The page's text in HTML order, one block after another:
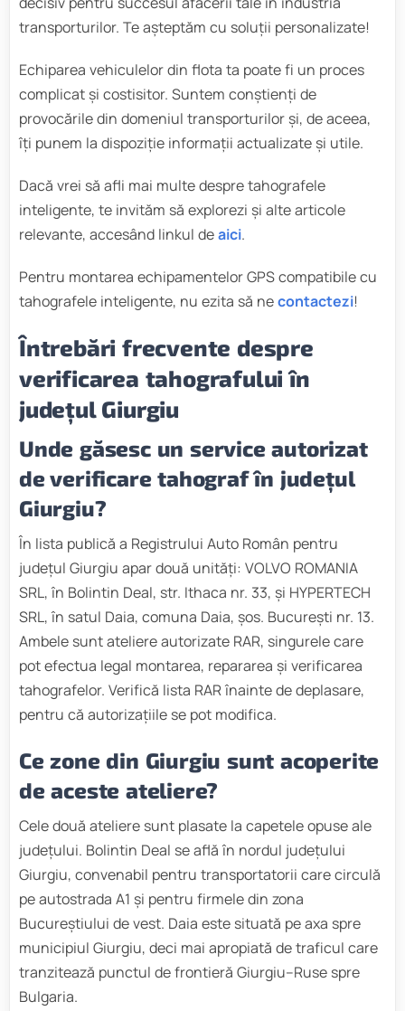
transporturilor. Te așteptăm cu soluții personalizate!
Echiparea vehiculelor din flota ta poate fi un proces
complicat și costisitor. Suntem conștienți de
provocările din domeniul transporturilor și, de aceea,
îți punem la dispoziție informații actualizate și utile.
Dacă vrei să afli mai multe despre tahografele
inteligente, te invităm să explorezi și alte articole
relevante, accesând linkul deaici.
Pentru montarea echipamentelor GPS compatibile cu
tahografele inteligente, nu ezita să necontactezi!
Întrebări frecvente despre
verificarea tahografului în
județul Giurgiu
Unde găsesc un service autorizat
de verificare tahograf în județul
Giurgiu?
În lista publică a Registrului Auto Român pentru
județul Giurgiu apar două unități: VOLVO ROMANIA
SRL, în Bolintin Deal, str. Ithaca nr. 33, și HYPERTECH
SRL, în satul Daia, comuna Daia, șos. București nr. 13.
Ambele sunt ateliere autorizate RAR, singurele care
pot efectua legal montarea, repararea și verificarea
tahografelor. Verifică lista RAR înainte de deplasare,
pentru că autorizațiile se pot modifica.
Ce zone din Giurgiu sunt acoperite
de aceste ateliere?
Cele două ateliere sunt plasate la capetele opuse ale
județului. Bolintin Deal se află în nordul județului
Giurgiu, convenabil pentru transportatorii care circulă
pe autostrada A1 și pentru firmele din zona
Bucureștiului de vest. Daia este situată pe axa spre
municipiul Giurgiu, deci mai apropiată de traficul care
tranzitează punctul de frontieră Giurgiu–Ruse spre
Bulgaria.